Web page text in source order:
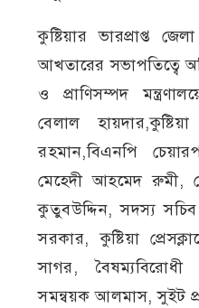
কুষ্টিয়ার ভারপ্রাপ্ত
আখতারের সভাপতিত্বে
ও প্রাণিসম্পদ
বেলাল
রহমান,বিএনপি
মেহেদী আহমেদ রুমী,
কুতুবউদ্দিন, সদস্য
সরকার, কুষ্টিয়া
সাগর,
সমন্বয়ক আলমাস, সুইট